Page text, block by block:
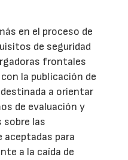
en el proceso de
de seguridad
frontales
la publicación de
a orientar
de evaluación y
sobre las
para
a la caída de